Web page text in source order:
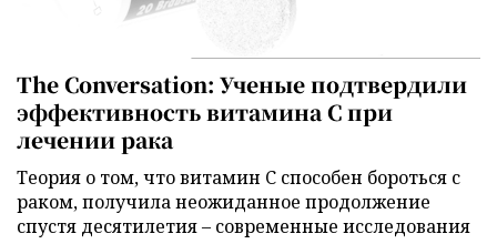
The Conversation: Ученые подтвердили
эффективность витамина C при
лечении рака
Теория о том, что витамин C способен бороться с
раком, получила неожиданное продолжение
спустя десятилетия – современные исследования